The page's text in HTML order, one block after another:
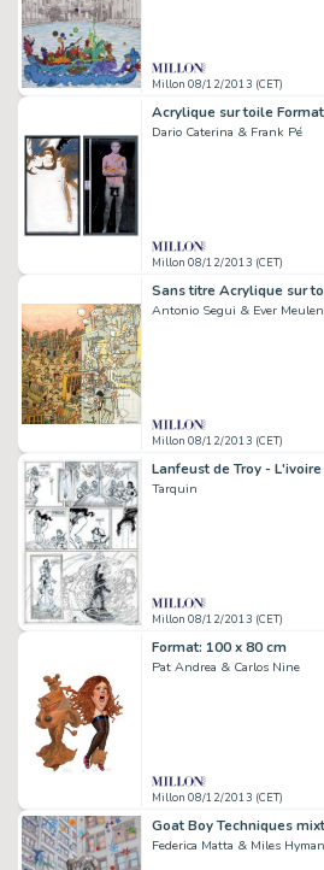
Millon 08/12/2013 (CET)
Acrylique sur toile
Dario Caterina & Frank Pé
Millon 08/12/2013 (CET)
Sans titre Acrylique sur
Antonio Segui & Ever Meulen
Millon 08/12/2013 (CET)
Tarquin
Millon 08/12/2013 (CET)
Format: 100 x 80 cm
Pat Andrea & Carlos Nine
Millon 08/12/2013 (CET)
Federica Matta & Miles Hyman